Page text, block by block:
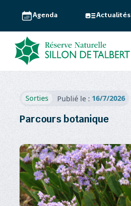
Agenda Actualités
Sorties Publié le : 16/7/2026
Parcours botanique